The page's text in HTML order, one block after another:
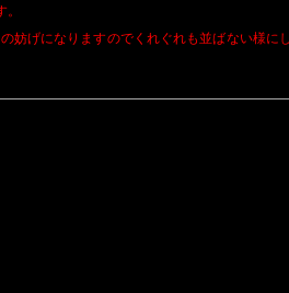
妨げになりますのでくれぐれも並ばない様に